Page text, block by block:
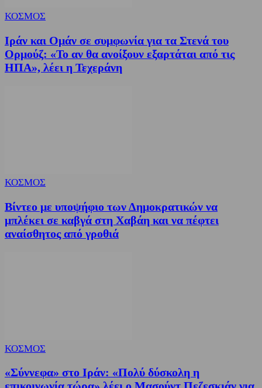
ΚΟΣΜΟΣ
Ιράν και Ομάν σε συμφωνία για τα Στενά του
Ορμούζ: «Το αν θα ανοίξουν εξαρτάται από τις
ΗΠΑ», λέει η Τεχεράνη
ΚΟΣΜΟΣ
Βίντεο με υποψήφιο των Δημοκρατικών να
μπλέκει σε καβγά στη Χαβάη και να πέφτει
αναίσθητος από γροθιά
ΚΟΣΜΟΣ
«Σύννεφα» στο Ιράν: «Πολύ δύσκολη η